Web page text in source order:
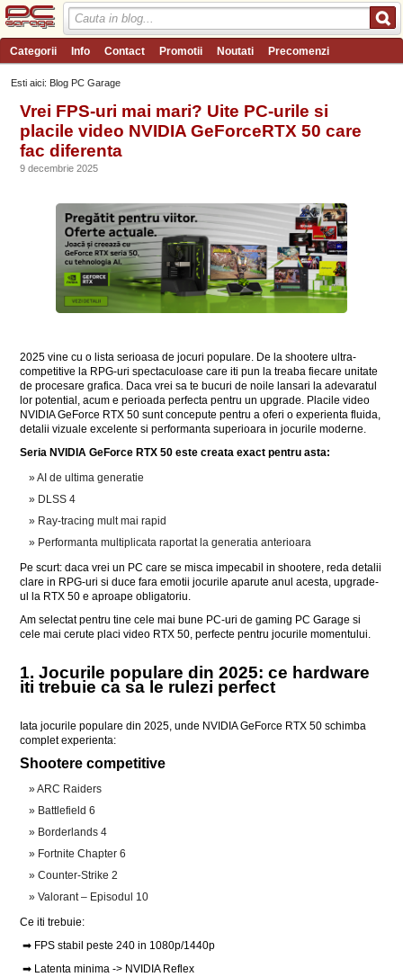
Categorii Info Contact Promotii Noutati Precomenzi
Review-uri Wishlist
Esti aici: Blog PC Garage
Vrei FPS-uri mai mari? Uite PC-urile si
placile video NVIDIA GeForceRTX 50 care
fac diferenta
9 decembrie 2025
2025 vine cu o lista serioasa de jocuri populare. De la shootere ultra-
competitive la RPG-uri spectaculoase care iti pun la treaba fiecare unitate
de procesare grafica. Daca vrei sa te bucuri de noile lansari la adevaratul
lor potential, acum e perioada perfecta pentru un upgrade. Placile video
NVIDIA GeForce RTX 50 sunt concepute pentru a oferi o experienta fluida,
detalii vizuale excelente si performanta superioara in jocurile moderne.
Seria NVIDIA GeForce RTX 50 este creata exact pentru asta:
AI de ultima generatie
DLSS 4
Ray-tracing mult mai rapid
Performanta multiplicata raportat la generatia anterioara
Pe scurt: daca vrei un PC care se misca impecabil in shootere, reda detalii
clare in RPG-uri si duce fara emotii jocurile aparute anul acesta, upgrade-
ul la RTX 50 e aproape obligatoriu.
Am selectat pentru tine cele mai bune PC-uri de gaming PC Garage si
cele mai cerute placi video RTX 50, perfecte pentru jocurile momentului.
1. Jocurile populare din 2025: ce hardware
iti trebuie ca sa le rulezi perfect
Iata jocurile populare din 2025, unde NVIDIA GeForce RTX 50 schimba
complet experienta:
Shootere competitive
ARC Raiders
Battlefield 6
Borderlands 4
Fortnite Chapter 6
Counter-Strike 2
Valorant – Episodul 10
Ce iti trebuie:
➡ FPS stabil peste 240 in 1080p/1440p
➡ Latenta minima -> NVIDIA Reflex